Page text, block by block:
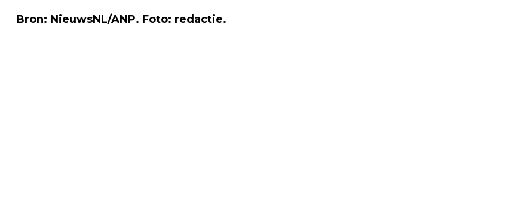
Bron: NieuwsNL/ANP. Foto: redactie.